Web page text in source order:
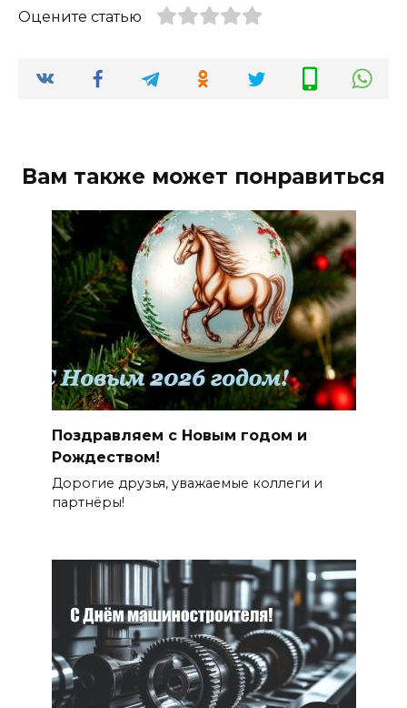
Оцените статью
Вам также может понравиться
Поздравляем с Новым годом и
Рождеством!
Дорогие друзья, уважаемые коллеги и
партнёры!